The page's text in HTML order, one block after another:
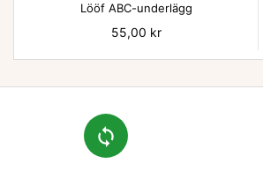
Lööf ABC-underlägg
Pris
55,00 kr
loop